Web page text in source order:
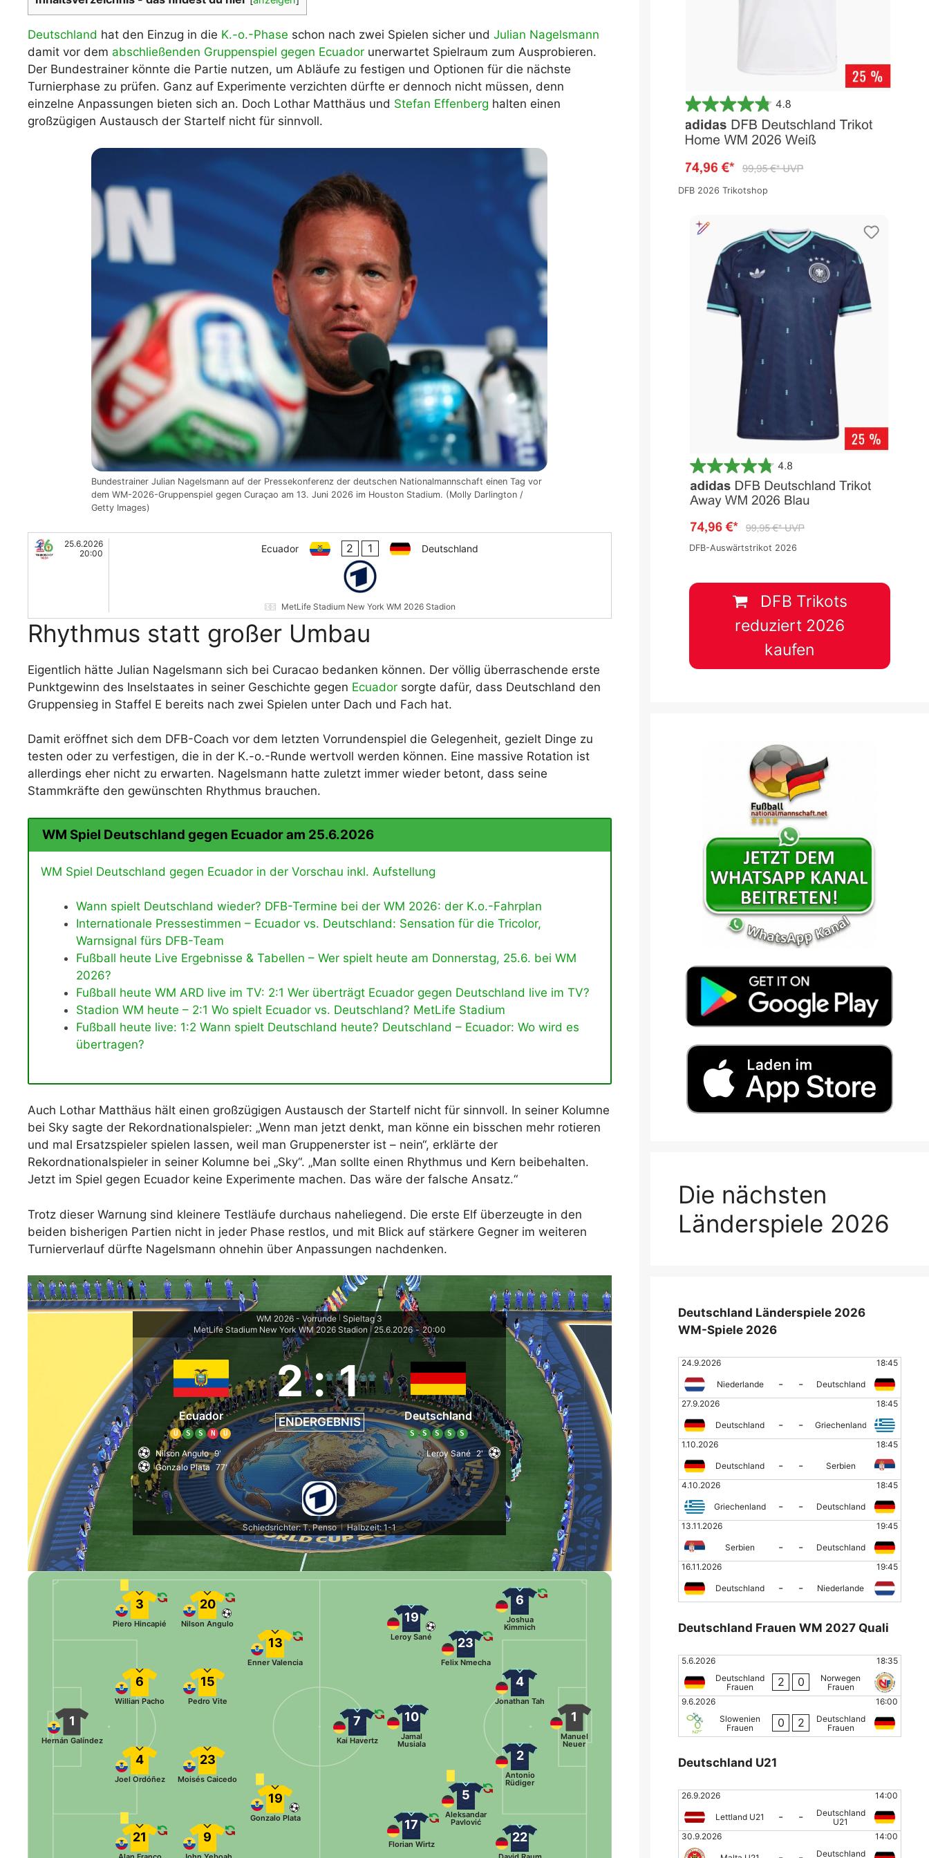
WM 2026 Spielplan Excel – kostenlos
downloaden & automatisch ausfüllen
Deutschland hat den Einzug in die K.-o.-Phase schon nach zwei Spielen sicher und Julian Nagelsmann
damit vor dem abschließenden Gruppenspiel gegen Ecuador unerwartet Spielraum zum Ausprobieren.
Der Bundestrainer könnte die Partie nutzen, um Abläufe zu festigen und Optionen für die nächste
Turnierphase zu prüfen. Ganz auf Experimente verzichten dürfte er dennoch nicht müssen, denn
einzelne Anpassungen bieten sich an. Doch Lothar Matthäus und Stefan Effenberg halten einen
großzügigen Austausch der Startelf nicht für sinnvoll.
Bundestrainer Julian Nagelsmann auf der Pressekonferenz der deutschen Nationalmannschaft einen Tag vor
dem WM-2026-Gruppenspiel gegen Curaçao am 13. Juni 2026 im Houston Stadium. (Molly Darlington /
Getty Images)
25.6.2026
20:00
Ecuador 2 1 Deutschland
MetLife Stadium New York WM 2026 Stadion
Rhythmus statt großer Umbau
Eigentlich hätte Julian Nagelsmann sich bei Curacao bedanken können. Der völlig überraschende erste
Punktgewinn des Inselstaates in seiner Geschichte gegen Ecuador sorgte dafür, dass Deutschland den
Gruppensieg in Staffel E bereits nach zwei Spielen unter Dach und Fach hat.
Damit eröffnet sich dem DFB-Coach vor dem letzten Vorrundenspiel die Gelegenheit, gezielt Dinge zu
testen oder zu verfestigen, die in der K.-o.-Runde wertvoll werden können. Eine massive Rotation ist
allerdings eher nicht zu erwarten. Nagelsmann hatte zuletzt immer wieder betont, dass seine
Stammkräfte den gewünschten Rhythmus brauchen.
WM Spiel Deutschland gegen Ecuador am 25.6.2026
WM Spiel Deutschland gegen Ecuador in der Vorschau inkl. Aufstellung
Wann spielt Deutschland wieder? DFB-Termine bei der WM 2026: der K.o.-Fahrplan
Internationale Pressestimmen – Ecuador vs. Deutschland: Sensation für die Tricolor,
Warnsignal fürs DFB-Team
Fußball heute Live Ergebnisse & Tabellen – Wer spielt heute am Donnerstag, 25.6. bei WM
2026?
Fußball heute WM ARD live im TV: 2:1 Wer überträgt Ecuador gegen Deutschland live im TV?
Stadion WM heute – 2:1 Wo spielt Ecuador vs. Deutschland? MetLife Stadium
Fußball heute live: 1:2 Wann spielt Deutschland heute? Deutschland – Ecuador: Wo wird es
übertragen?
Auch Lothar Matthäus hält einen großzügigen Austausch der Startelf nicht für sinnvoll. In seiner Kolumne
bei Sky sagte der Rekordnationalspieler: „Wenn man jetzt denkt, man könne ein bisschen mehr rotieren
und mal Ersatzspieler spielen lassen, weil man Gruppenerster ist – nein“, erklärte der
Rekordnationalspieler in seiner Kolumne bei „Sky“. „Man sollte einen Rhythmus und Kern beibehalten.
Jetzt im Spiel gegen Ecuador keine Experimente machen. Das wäre der falsche Ansatz.“
Trotz dieser Warnung sind kleinere Testläufe durchaus naheliegend. Die erste Elf überzeugte in den
beiden bisherigen Partien nicht in jeder Phase restlos, und mit Blick auf stärkere Gegner im weiteren
Turnierverlauf dürfte Nagelsmann ohnehin über Anpassungen nachdenken.
WM 2026 - Vorrunde
Spieltag 3
MetLife Stadium New York WM 2026 Stadion
25.6.2026 - 20:00
Ecuador
U S S N U
2 : 1
ENDERGEBNIS Deutschland
S S S S S
Nilson Angulo 9'
Gonzalo Plata 77'
Leroy Sané 2'
Schiedsrichter: T. Penso | Halbzeit: 1-1
1
Hernán Galíndez
3
Piero Hincapié
6
Willian Pacho
4
Joel Ordóñez
21
20
Nilson Angulo
15
Pedro Vite
23
Moisés Caicedo
9
13
Enner Valencia
19
Gonzalo Plata
1
Manuel
Neuer
22
2
Antonio
Rüdiger
4
Jonathan Tah
6
Joshua
Kimmich
5
Aleksandar
Pavlović
23
Felix Nmecha
17
Florian Wirtz
10
Jamal
Musiala
19
Leroy Sané
7
Kai Havertz
DFB 2026 Trikotshop
DFB-Auswärtstrikot 2026
DFB Trikots
reduziert 2026
kaufen
Die nächsten
Länderspiele 2026
Deutschland Länderspiele 2026
WM-Spiele 2026
24.9.2026 18:45
Niederlande - -
Deutschland
27.9.2026
18:45
Deutschland - -
Griechenland
1.10.2026
18:45
Deutschland - -
Serbien
4.10.2026
18:45
Griechenland - -
Deutschland
13.11.2026
19:45
Serbien - -
Deutschland
16.11.2026
19:45
Deutschland - - Niederlande
Deutschland Frauen WM 2027 Quali
5.6.2026
18:35
Deutschland
Frauen
2 0
Norwegen
Frauen
9.6.2026
16:00
Slowenien
Frauen
0 2
Deutschland
Frauen
Deutschland U21
26.9.2026 14:00
Lettland U21 - -
Deutschland
U21
30.9.2026
14:00
Deutschland